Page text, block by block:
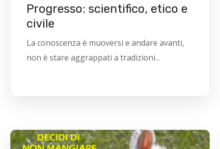
Progresso: scientifico, etico e
civile
La conoscenza è muoversi e andare avanti,
non è stare aggrappati a tradizioni...